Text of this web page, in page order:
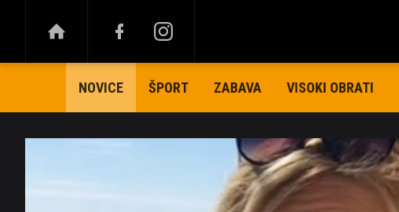
NOVICE ŠPORT ZABAVA VISOKI OBRATI